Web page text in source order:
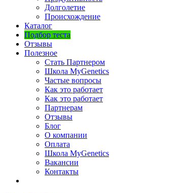
Долголетие
Происхождение
Каталог
Подбор теста
Отзывы
Полезное
Стать Партнером
Школа MyGenetics
Частые вопросы
Как это работает
Как это работает
Партнерам
Отзывы
Блог
О компании
Оплата
Школа MyGenetics
Вакансии
Контакты